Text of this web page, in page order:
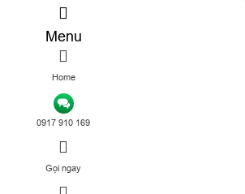
Menu
Home
0917 910 169
Gọi ngay
TƯ VẤN DỊCH VỤ